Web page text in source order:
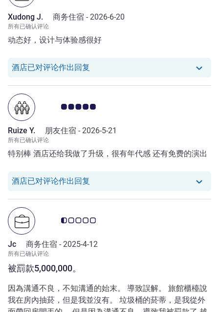
Xudong J. 商务住宿 - 2026-6-20
所有已确认评论
动态好，设计与体验感很好
酒店已对评论作出回复 我们酒店已对 Xudong J. 的评论作出
客户意见评级 5.0/5
Ruize Y. 朋友住宿 - 2026-5-21
所有已确认评论
特别棒 酒店还给我做了升级，很有年代感 还有免费的演出
酒店已对评论作出回复 我们酒店已对 Ruize Y. 的评论作出回
被罰款5,000,000。
客户意见评级 0.5/5
Jc 商务住宿 - 2025-4-12
所有已确认评论
因為溝通不良，不知溝通的始末。 導致誤解。 旅館櫃檯說
我在房內抽菸，但是我並沒有。 垃圾桶的菸蒂，是我從外